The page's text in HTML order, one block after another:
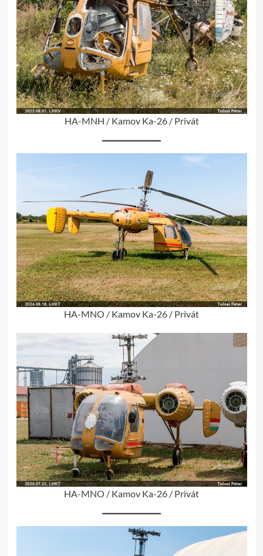
HA-MNH / Kamov Ka-26 / Privát
HA-MNO / Kamov Ka-26 / Privát
HA-MNO / Kamov Ka-26 / Privát